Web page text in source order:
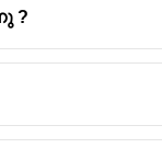
?